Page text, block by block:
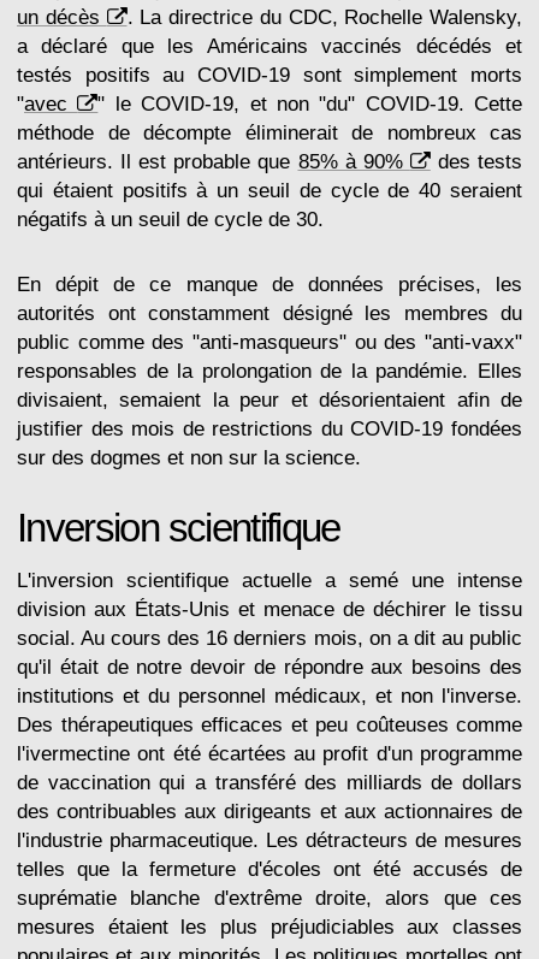
un décès
. La directrice du CDC, Rochelle Walensky,
a déclaré que les Américains vaccinés décédés et
testés positifs au COVID-19 sont simplement morts
"avec
" le COVID-19, et non "du" COVID-19. Cette
méthode de décompte éliminerait de nombreux cas
antérieurs. Il est probable que 85% à 90%
des tests
qui étaient positifs à un seuil de cycle de 40 seraient
négatifs à un seuil de cycle de 30.
En dépit de ce manque de données précises, les
autorités ont constamment désigné les membres du
public comme des "anti-masqueurs" ou des "anti-vaxx"
responsables de la prolongation de la pandémie. Elles
divisaient, semaient la peur et désorientaient afin de
justifier des mois de restrictions du COVID-19 fondées
sur des dogmes et non sur la science.
Inversion scientifique
L'inversion scientifique actuelle a semé une intense
division aux États-Unis et menace de déchirer le tissu
social. Au cours des 16 derniers mois, on a dit au public
qu'il était de notre devoir de répondre aux besoins des
institutions et du personnel médicaux, et non l'inverse.
Des thérapeutiques efficaces et peu coûteuses comme
l'ivermectine ont été écartées au profit d'un programme
de vaccination qui a transféré des milliards de dollars
des contribuables aux dirigeants et aux actionnaires de
l'industrie pharmaceutique. Les détracteurs de mesures
telles que la fermeture d'écoles ont été accusés de
suprématie blanche d'extrême droite, alors que ces
mesures étaient les plus préjudiciables aux classes